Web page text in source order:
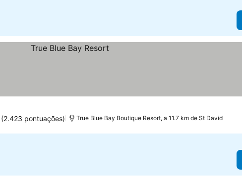
(2.423 pontuações) True Blue Bay Boutique Resort, a 11.7 km de St David